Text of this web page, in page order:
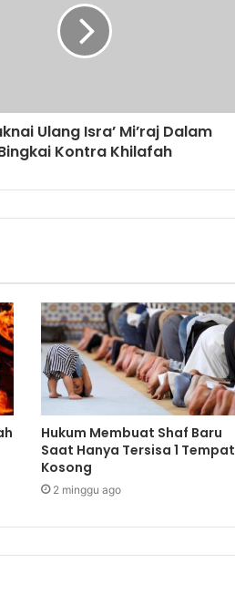
Ulang Isra’ Mi’raj Dalam
Kontra Khilafah
Hukum Membuat Shaf Baru
Saat Hanya Tersisa 1 Tempat
Kosong
2 minggu ago